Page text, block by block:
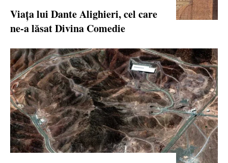
Viața lui Dante Alighieri, cel care
ne-a lăsat Divina Comedie